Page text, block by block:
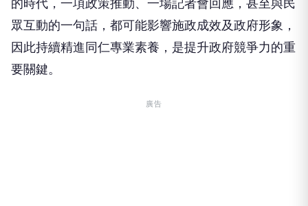
的時代，一項政策推動、一場記者會回應，甚至與民
眾互動的一句話，都可能影響施政成效及政府形象，
因此持續精進同仁專業素養，是提升政府競爭力的重
要關鍵。
廣告